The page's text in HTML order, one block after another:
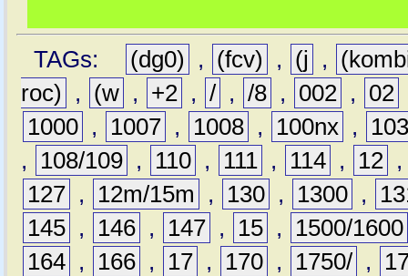
TAGs: (dg0) , (fcv) , (j ,
roc)
, (w , +2 , / , /8 , 002 , 02
1000 , 1007 , 1008 , 100nx ,
,
108/109 , 110 , 111 , 114 , 12
127 , 12m/15m , 130 , 1300 ,
145 , 146 , 147 , 15 ,
1500/1600
164 , 166 , 17 , 170 , 1750/ ,